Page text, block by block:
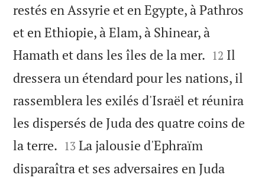
restés en Assyrie et en Egypte, à Pathros
et en Ethiopie, à Elam, à Shinear, à
Hamath et dans les îles de la mer. 

12 Il
dressera un étendard pour les nations, il
rassemblera les exilés d'Israël et réunira
les dispersés de Juda des quatre coins de
la terre. 

13 La jalousie d'Ephraïm
disparaîtra et ses adversaires en Juda